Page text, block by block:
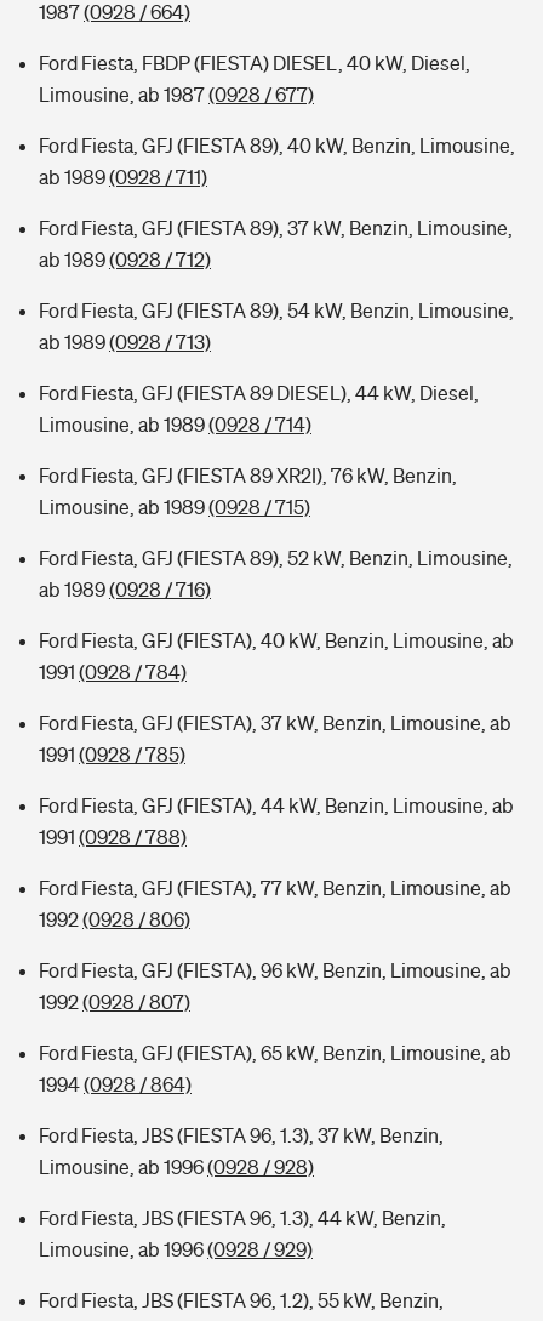
1987(0928 / 664)
Ford Fiesta, FBDP (FIESTA) DIESEL, 40 kW, Diesel,
Limousine, ab 1987(0928 / 677)
Ford Fiesta, GFJ (FIESTA 89), 40 kW, Benzin, Limousine,
ab 1989(0928 / 711)
Ford Fiesta, GFJ (FIESTA 89), 37 kW, Benzin, Limousine,
ab 1989(0928 / 712)
Ford Fiesta, GFJ (FIESTA 89), 54 kW, Benzin, Limousine,
ab 1989(0928 / 713)
Ford Fiesta, GFJ (FIESTA 89 DIESEL), 44 kW, Diesel,
Limousine, ab 1989(0928 / 714)
Ford Fiesta, GFJ (FIESTA 89 XR2I), 76 kW, Benzin,
Limousine, ab 1989(0928 / 715)
Ford Fiesta, GFJ (FIESTA 89), 52 kW, Benzin, Limousine,
ab 1989(0928 / 716)
Ford Fiesta, GFJ (FIESTA), 40 kW, Benzin, Limousine, ab
1991 (0928 / 784)
Ford Fiesta, GFJ (FIESTA), 37 kW, Benzin, Limousine, ab
1991 (0928 / 785)
Ford Fiesta, GFJ (FIESTA), 44 kW, Benzin, Limousine, ab
1991 (0928 / 788)
Ford Fiesta, GFJ (FIESTA), 77 kW, Benzin, Limousine, ab
1992(0928 / 806)
Ford Fiesta, GFJ (FIESTA), 96 kW, Benzin, Limousine, ab
1992(0928 / 807)
Ford Fiesta, GFJ (FIESTA), 65 kW, Benzin, Limousine, ab
1994(0928 / 864)
Ford Fiesta, JBS (FIESTA 96, 1.3), 37 kW, Benzin,
Limousine, ab 1996(0928 / 928)
Ford Fiesta, JBS (FIESTA 96, 1.3), 44 kW, Benzin,
Limousine, ab 1996(0928 / 929)
Ford Fiesta, JBS (FIESTA 96, 1.2), 55 kW, Benzin,